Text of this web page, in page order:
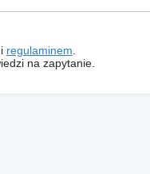
regulaminem
na zapytanie.